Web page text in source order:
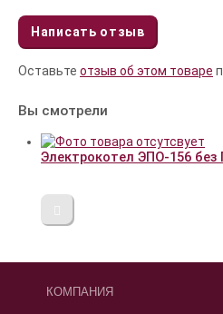
Написать отзыв
Оставьте отзыв об этом товаре
Вы смотрели
Электрокотел ЭПО-156 без
КОМПАНИЯ